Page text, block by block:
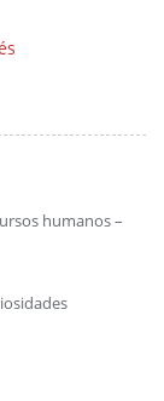
humanos –